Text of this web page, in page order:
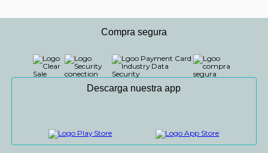
Compra segura
Descarga nuestra app